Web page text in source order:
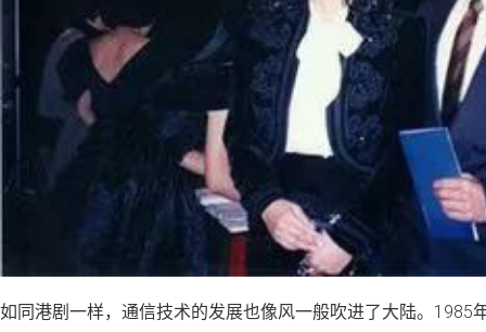
如同港剧一样，通信技术的发展也像风一般吹进了大陆。1985